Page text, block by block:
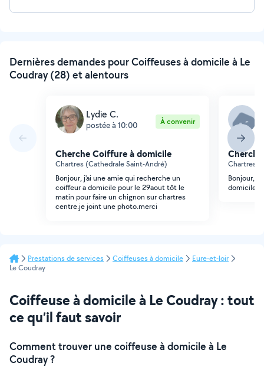
Dernières demandes pour Coiffeuses à domicile à Le
Coudray (28) et alentours
Lydie C.
postée à 10:00 À convenir
Cherche Coiffure à domicile
Chartres (Cathedrale Saint-André)
Bonjour, j'ai une amie qui recherche un
coiffeur a domicile pour le 29aout tôt le
matin pour faire un chignon sur chartres
centre.je joint une photo.merci
Chartres
Bonjour,
domicile
Prestations de services Coiffeuses à domicile
Eure-et-loir
Le Coudray
Coiffeuse à domicile à Le Coudray : tout
ce qu’il faut savoir
Comment trouver une coiffeuse à domicile à Le
Coudray ?